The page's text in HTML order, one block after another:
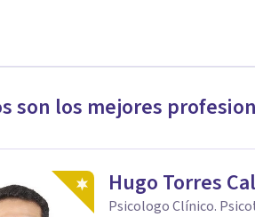
son los mejores
Hugo Torres
Psicologo Clínico.